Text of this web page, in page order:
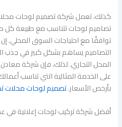
كذلك، تعمل شركة تصميم لوحات
تصاميم لوحات تتناسب مع طبيعة كل
توافقًا مع احتياجات السوق المحلي.
التصاميم يساهم بشكل كبير في جذب
المحل التجاري. لذلك، فإن شركة
على الخدمة المثالية التي تناسب
بأرخص الأسعار.تصميم لوحات محلات
أفضل شركة تركيب لوحات إعلانية في